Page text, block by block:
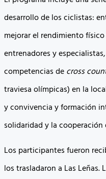
desarrollo de los ciclistas:
mejorar el rendimiento
entrenadores y
competencias decross
traviesa olímpicas) en la
y convivencia y formación
solidaridad y la
Los participantes fueron
los trasladaron a Las